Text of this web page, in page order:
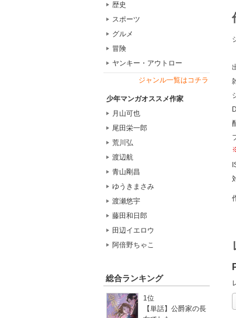
歴史
スポーツ
グルメ
冒険
ヤンキー・アウトロー
ジャンル一覧はコチラ
少年マンガオススメ作家
月山可也
尾田栄一郎
荒川弘
渡辺航
青山剛昌
ゆうきまさみ
渡瀬悠宇
藤田和日郎
田辺イエロウ
阿倍野ちゃこ
総合ランキング
1位
【単話】公爵家の長